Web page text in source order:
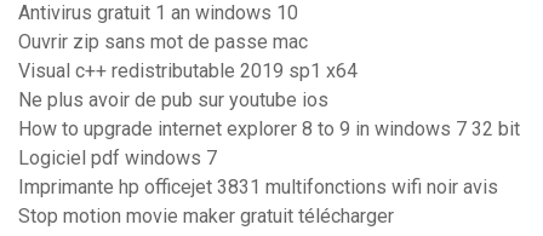
Antivirus gratuit 1 an windows 10
Ouvrir zip sans mot de passe mac
Visual c++ redistributable 2019 sp1 x64
Ne plus avoir de pub sur youtube ios
How to upgrade internet explorer 8 to 9 in windows 7 32 bit
Logiciel pdf windows 7
Imprimante hp officejet 3831 multifonctions wifi noir avis
Stop motion movie maker gratuit télécharger